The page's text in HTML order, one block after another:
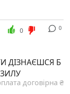
0
0
ДІЗНАЄШСЯ Б
договірна ₴